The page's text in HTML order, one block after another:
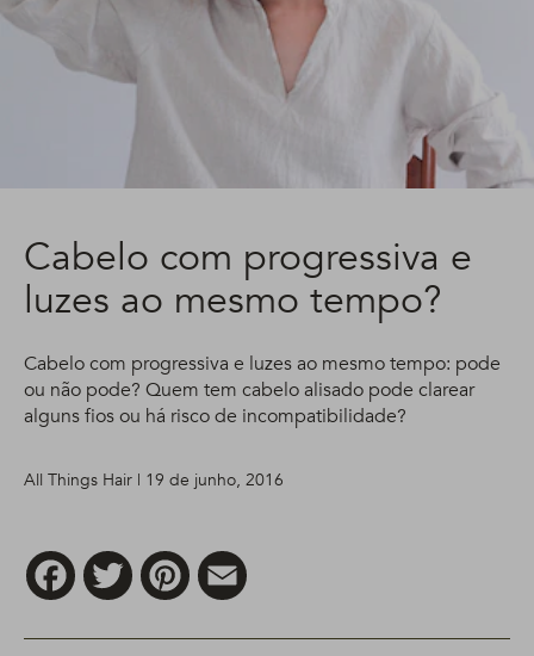
Cabelo com progressiva e
luzes ao mesmo tempo?
Cabelo com progressiva e luzes ao mesmo tempo: pode
ou não pode? Quem tem cabelo alisado pode clarear
alguns fios ou há risco de incompatibilidade?
All Things Hair | 19 de junho, 2016
FacebookTwitter Pinterest